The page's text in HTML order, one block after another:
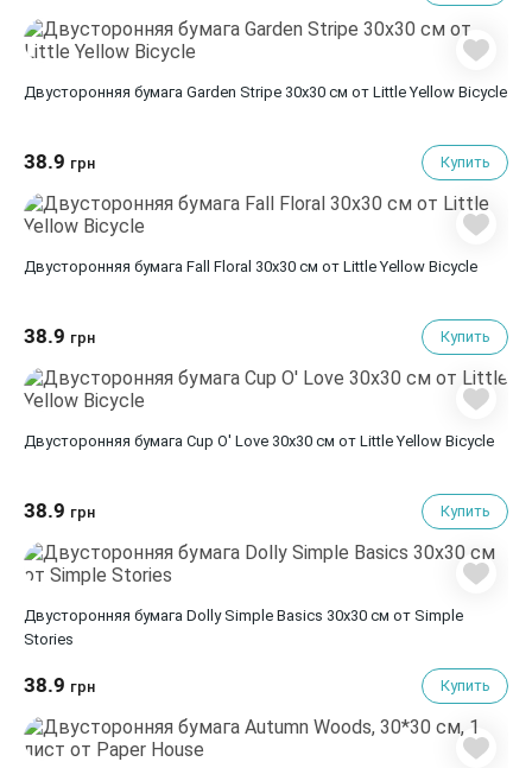
Двусторонняя бумага Garden Stripe 30х30 см от Little Yellow Bicycle
38.9 грн Купить
Двусторонняя бумага Fall Floral 30х30 см от Little Yellow Bicycle
38.9 грн Купить
Двусторонняя бумага Cup O' Love 30х30 см от Little Yellow Bicycle
38.9 грн Купить
Двусторонняя бумага Dolly Simple Basics 30х30 см от Simple
Stories
38.9 грн Купить